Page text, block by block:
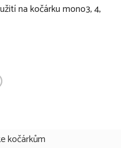
na kočárku mono3, 4,
kočárkům